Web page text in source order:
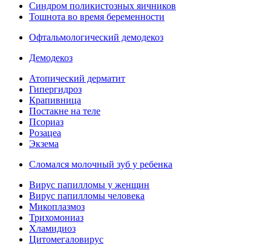
Синдром поликистозных яичников
Тошнота во время беременности
Офтальмологический демодекоз
Демодекоз
Атопический дерматит
Гипергидроз
Крапивница
Постакне на теле
Псориаз
Розацеа
Экзема
Сломался молочный зуб у ребенка
Вирус папилломы у женщин
Вирус папилломы человека
Микоплазмоз
Трихомониаз
Хламидиоз
Цитомегаловирус